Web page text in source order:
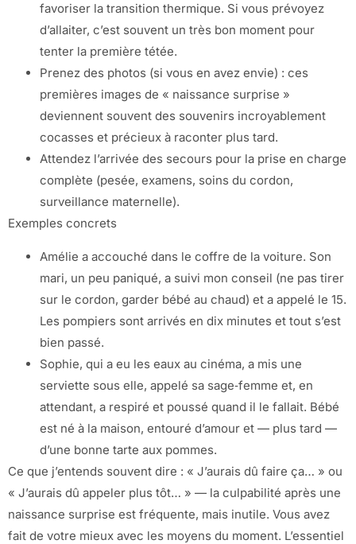
favoriser la transition thermique. Si vous prévoyez
d’allaiter, c’est souvent un très bon moment pour
tenter la première tétée.
Prenez des photos (si vous en avez envie) : ces
premières images de « naissance surprise »
deviennent souvent des souvenirs incroyablement
cocasses et précieux à raconter plus tard.
Attendez l’arrivée des secours pour la prise en charge
complète (pesée, examens, soins du cordon,
surveillance maternelle).
Exemples concrets
Amélie a accouché dans le coffre de la voiture. Son
mari, un peu paniqué, a suivi mon conseil (ne pas tirer
sur le cordon, garder bébé au chaud) et a appelé le 15.
Les pompiers sont arrivés en dix minutes et tout s’est
bien passé.
Sophie, qui a eu les eaux au cinéma, a mis une
serviette sous elle, appelé sa sage‑femme et, en
attendant, a respiré et poussé quand il le fallait. Bébé
est né à la maison, entouré d’amour et — plus tard —
d’une bonne tarte aux pommes.
Ce que j’entends souvent dire : « J’aurais dû faire ça… » ou
« J’aurais dû appeler plus tôt… » — la culpabilité après une
naissance surprise est fréquente, mais inutile. Vous avez
fait de votre mieux avec les moyens du moment. L’essentiel